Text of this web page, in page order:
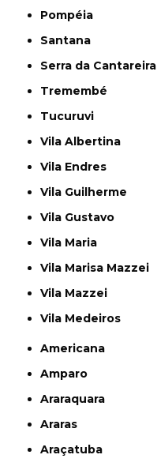
Pompéia
Santana
Serra da Cantareira
Tremembé
Tucuruvi
Vila Albertina
Vila Endres
Vila Guilherme
Vila Gustavo
Vila Maria
Vila Marisa Mazzei
Vila Mazzei
Vila Medeiros
Americana
Amparo
Araraquara
Araras
Araçatuba